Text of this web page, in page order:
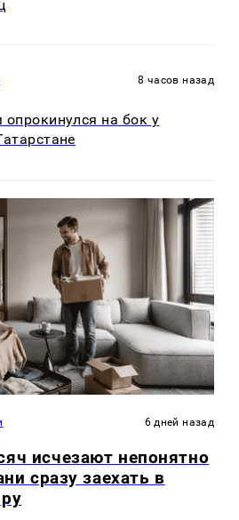
8 часов назад
на бок у
6 дней назад
исчезают непонятно
сразу заехать в